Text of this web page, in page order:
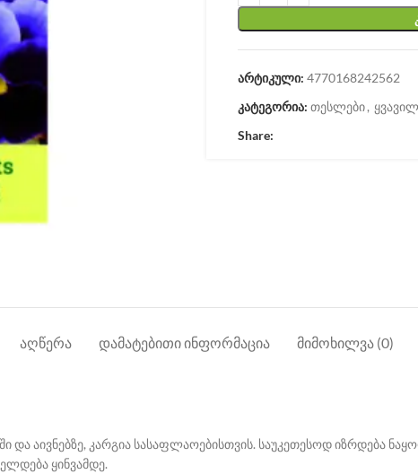
არტიკული: 4770168242562
კატეგორია: თესლები,
Share:
ᲐᲦᲬᲔᲠᲐ ᲓᲐᲛᲐᲢᲔᲑᲘᲗᲘ ᲘᲜᲤᲝᲠᲛᲐᲪᲘᲐ ᲛᲘᲛᲝᲮᲘᲚᲕᲐ (0)
და აივნებზე, კარგია სასაფლაოებისთვის. საუკეთესოდ იზრდება
ყინვამდე.